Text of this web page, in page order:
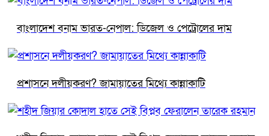
বাংলাদেশ বনাম ভারত-নেপাল: ডিজেল ও পেট্রোলের দাম
প্রশাসনে দলীয়করণ? জামায়াতের মিথ্যে কান্নাকাটি